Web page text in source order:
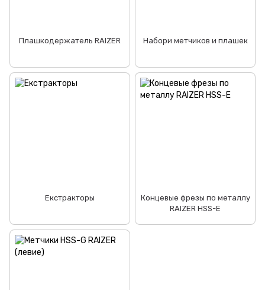
Плашкодержатель RAIZER Набори метчиков и плашек
Екстракторы
Концевые фрезы по металлу
RAIZER HSS-E